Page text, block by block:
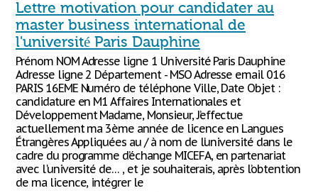
Lettre motivation pour candidater au
master business international de
l'université Paris Dauphine
Prénom NOM Adresse ligne 1 Université Paris Dauphine
Adresse ligne 2 Département - MSO Adresse email 016
PARIS 16EME Numéro de téléphone Ville, Date Objet :
candidature en M1 Affaires Internationales et
Développement Madame, Monsieur, J’effectue
actuellement ma 3ème année de licence en Langues
Étrangères Appliquées au / à nom de l’université dans le
cadre du programme d’échange MICEFA, en partenariat
avec l'université de… , et je souhaiterais, après l’obtention
de ma licence, intégrer le